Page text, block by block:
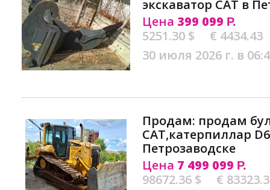
экскаватор CAT в
Цена 399 099 Р.
5251.30 $
€ 4434.43
30 июля 2026 г. в
Продам: продам
CAT,катерпиллар
Петрозаводске
Цена 7 499 099 Р.
98672.36 $
€